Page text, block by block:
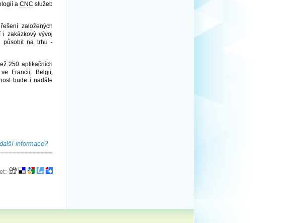
a CNC služeb
řešení založených
i zakázkový vývoj
působit na trhu -
250 aplikačních
Francii, Belgii,
bude i nadále
další informace?